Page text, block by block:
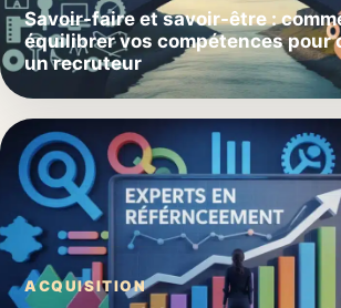
Savoir-faire et savoir-être :
équilibrer vos compétences pour
un recruteur
ACQUISITION